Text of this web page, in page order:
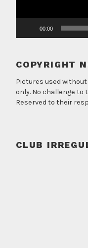
00:00
COPYRIGHT
Pictures used
only. No challenge to
Reserved to their
CLUB